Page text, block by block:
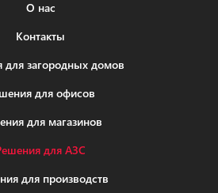
О нас
Контакты
для загородных домов
для офисов
для магазинов
для АЗС
для производств